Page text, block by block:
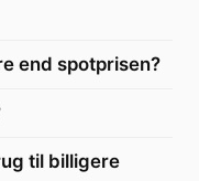
end spotprisen?
til billigere